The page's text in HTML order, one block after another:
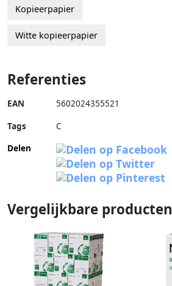
Kopieerpapier
Witte kopieerpapier
Referenties
EAN 5602024355521
Tags
C
Delen
Vergelijkbare producten